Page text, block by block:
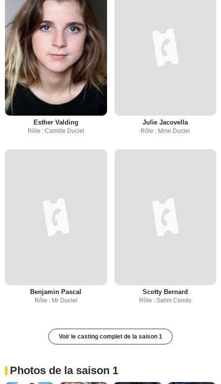
Esther Valding
Rôle : Camille Duciel
Julie Jacovella
Rôle : Mme Duciel
Benjamin Pascal
Rôle : Mr Duciel
Scotty Bernard
Rôle : Salim Condo
Voir le casting complet de la saison 1
Photos de la saison 1